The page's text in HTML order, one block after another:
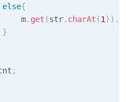
else{
m
. get (str. charAt (1) ) .
}
;